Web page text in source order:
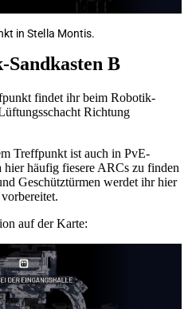
in Stella Montis.
B
findet ihr beim Robotik-
Richtung
Treffpunkt ist auch in PvE-
häufig fiesere ARCs zu finden
Geschütztürmen werdet ihr hier
auf der Karte: